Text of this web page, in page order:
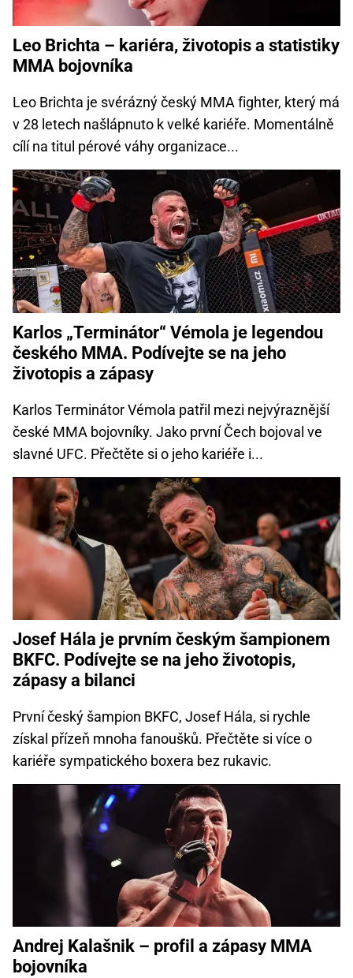
Leo Brichta – kariéra, životopis a statistiky
MMA bojovníka
Leo Brichta je svérázný český MMA fighter, který má
v 28 letech našlápnuto k velké kariéře. Momentálně
cílí na titul pérové váhy organizace...
Karlos „Terminátor“ Vémola je legendou
českého MMA. Podívejte se na jeho
životopis a zápasy
Karlos Terminátor Vémola patřil mezi nejvýraznější
české MMA bojovníky. Jako první Čech bojoval ve
slavné UFC. Přečtěte si o jeho kariéře i...
Josef Hála je prvním českým šampionem
BKFC. Podívejte se na jeho životopis,
zápasy a bilanci
První český šampion BKFC, Josef Hála, si rychle
získal přízeň mnoha fanoušků. Přečtěte si více o
kariéře sympatického boxera bez rukavic.
Andrej Kalašnik – profil a zápasy MMA
bojovníka